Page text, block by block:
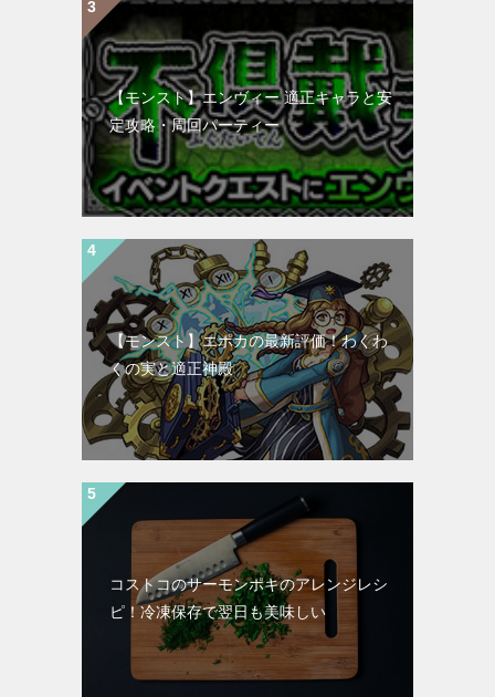
【モンスト】エンヴィー 適正キャラと安
定攻略・周回パーティー
【モンスト】エポカの最新評価！わくわ
くの実と適正神殿
コストコのサーモンポキのアレンジレシ
ピ！冷凍保存で翌日も美味しい